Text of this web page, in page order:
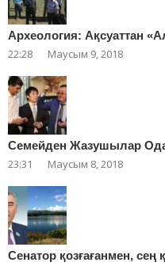
Археология: Ақсуаттан
22:28 Маусым 9, 2018
Cемейден Жазушылар
23:31 Маусым 8, 2018
Сенатор қозғағанмен, сең